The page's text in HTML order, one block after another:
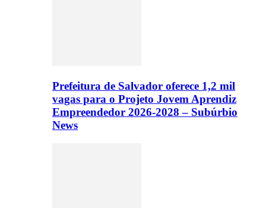
Prefeitura de Salvador oferece 1,2 mil
vagas para o Projeto Jovem Aprendiz
Empreendedor 2026-2028 – Subúrbio
News